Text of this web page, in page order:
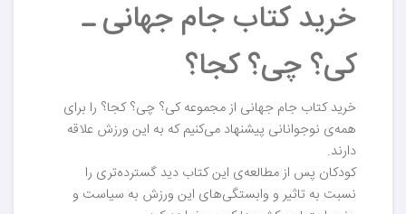
خرید کتاب جام جهانی ـ
کی؟‌ چی؟ کجا؟
خرید کتاب جام جهانی از مجموعه کی؟‌ چی؟ کجا؟ را برای
همه‌ی نوجوانانی پیشنهاد می‌کنیم که به این ورزش علاقه
دارند.
کودکان پس از مطالعه‌ی این کتاب دید گسترده‌تری را
نسبت به تاثیر و وابستگی‌های این ورزش به سیاست و